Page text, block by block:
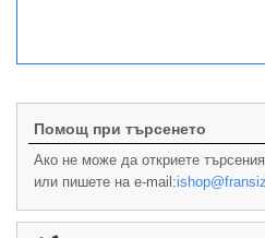
Помощ при търсенето
Ако не може да откриете
или пишете на e-mail: